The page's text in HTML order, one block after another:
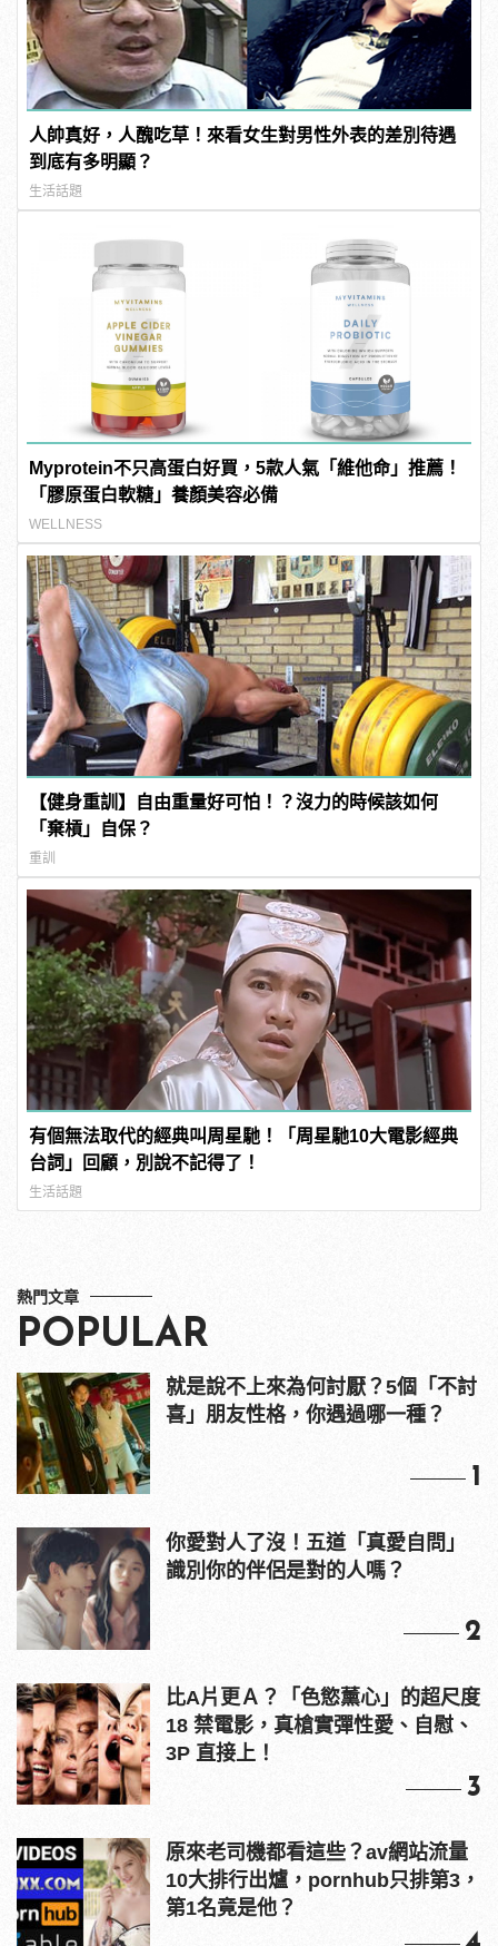
人帥真好，人醜吃草！來看女生對男性外表的差別待遇
到底有多明顯？
生活話題
Myprotein不只高蛋白好買，5款人氣「維他命」推薦！
「膠原蛋白軟糖」養顏美容必備
WELLNESS
【健身重訓】自由重量好可怕！？沒力的時候該如何
「棄槓」自保？
重訓
有個無法取代的經典叫周星馳！「周星馳10大電影經典
台詞」回顧，別說不記得了！
生活話題
熱門文章
POPULAR
就是說不上來為何討厭？5個「不討
喜」朋友性格，你遇過哪一種？
1
你愛對人了沒！五道「真愛自問」
識別你的伴侶是對的人嗎？
2
比A片更Ａ？「色慾薰心」的超尺度
18 禁電影，真槍實彈性愛、自慰、
3P 直接上！
3
原來老司機都看這些？av網站流量
10大排行出爐，pornhub只排第3，
第1名竟是他？